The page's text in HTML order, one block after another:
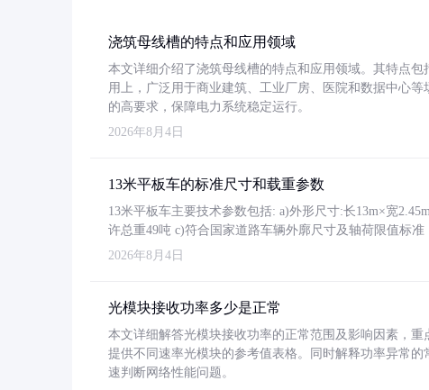
浇筑母线槽的特点和应用领域
本文详细介绍了浇筑母线槽的特点和应用领域。其特点
用上，广泛用于商业建筑、工业厂房、医院和数据中心
的高要求，保障电力系统稳定运行。
2026年8月4日
13米平板车的标准尺寸和载重参数
13米平板车主要技术参数包括: a)外形尺寸:长13m×宽
许总重49吨 c)符合国家道路车辆外廓尺寸及轴荷限值标准
2026年8月4日
光模块接收功率多少是正常
本文详细解答光模块接收功率的正常范围及影响因素，
提供不同速率光模块的参考值表格。同时解释功率异常
速判断网络性能问题。